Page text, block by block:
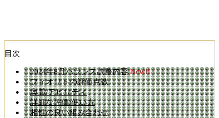
目次
2024年8月バランス調整内容 New!!
フィオリトの評価点数
奥義/アビリティ
詳細な評価/使い方
相性の良い組み合わせ